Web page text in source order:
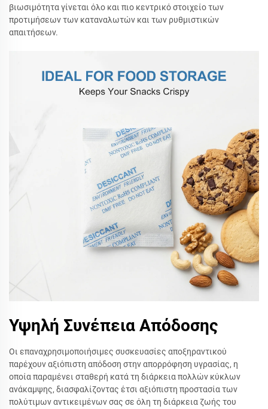
βιωσιμότητα γίνεται όλο και πιο κεντρικό στοιχείο των
προτιμήσεων των καταναλωτών και των ρυθμιστικών
απαιτήσεων.
Υψηλή Συνέπεια Απόδοσης
Οι επαναχρησιμοποιήσιμες συσκευασίες αποξηραντικού
παρέχουν αξιόπιστη απόδοση στην απορρόφηση υγρασίας, η
οποία παραμένει σταθερή κατά τη διάρκεια πολλών κύκλων
ανάκαμψης, διασφαλίζοντας έτσι αξιόπιστη προστασία των
πολύτιμων αντικειμένων σας σε όλη τη διάρκεια ζωής του